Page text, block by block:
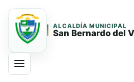
ALCALDÍA MUNICIPAL
San Bernardo del